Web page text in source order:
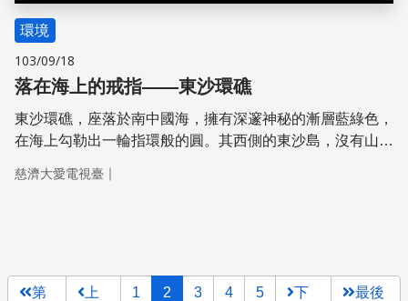
環境
103/09/18
落在海上的戒指——東沙環礁
東沙環礁，座落於南中國海，擁有深邃神秘的漸層藍綠色，
在海上勾勒出一輪指環般的圓。其西側的東­沙島，沒有山沒
成的呢？
慈濟大愛電視臺 ｜
第
上
1 2 3 4 5
下
最後